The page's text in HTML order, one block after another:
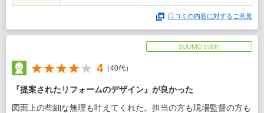
口コミの内容に対するご意見
4 （40代）
『提案されたリフォームのデザイン』が良かった
図面上の些細な無理も叶えてくれた。担当の方も現場監督の方も